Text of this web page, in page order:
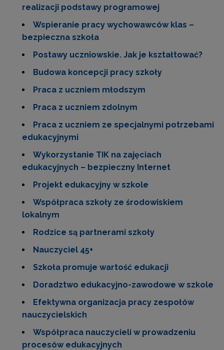
realizacji podstawy programowej
Wspieranie pracy wychowawców klas –
bezpieczna szkoła
Postawy uczniowskie. Jak je kształtować?
Budowa koncepcji pracy szkoły
Praca z uczniem młodszym
Praca z uczniem zdolnym
Praca z uczniem ze specjalnymi potrzebami
edukacyjnymi
Wykorzystanie TIK na zajęciach
edukacyjnych – bezpieczny Internet
Projekt edukacyjny w szkole
Współpraca szkoły ze środowiskiem
lokalnym
Rodzice są partnerami szkoły
Nauczyciel 45+
Szkoła promuje wartość edukacji
Doradztwo edukacyjno-zawodowe w szkole
Efektywna organizacja pracy zespołów
nauczycielskich
Współpraca nauczycieli w prowadzeniu
procesów edukacyjnych